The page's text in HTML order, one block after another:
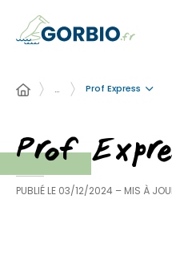
… Prof Express
Prof
PUBLIÉ LE 03/12/2024 – MIS À